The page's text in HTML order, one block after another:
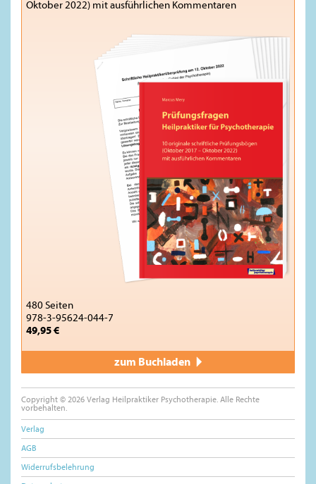
Oktober 2022) mit ausführlichen Kommentaren
480 Seiten
978-3-95624-044-7
49,95 €
zum Buchladen
Copyright © 2026 Verlag Heilpraktiker Psychotherapie. Alle Rechte
vorbehalten.
Verlag
AGB
Widerrufsbelehrung